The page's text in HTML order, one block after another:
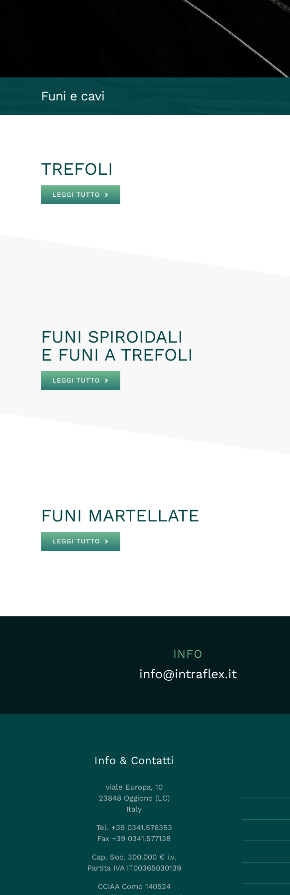
Funi e cavi
TREFOLI
LEGGI TUTTO
FUNI SPIROIDALI
E FUNI A TREFOLI
LEGGI TUTTO
FUNI MARTELLATE
LEGGI TUTTO
INFO
info@intraflex.it
Info & Contatti
viale Europa, 10
23848 Oggiono (LC)
Italy
Tel. +39 0341.576353
Fax +39 0341.577138
Cap. Soc. 300.000 € i.v.
Partita IVA IT00365030139
CCIAA Como 140524